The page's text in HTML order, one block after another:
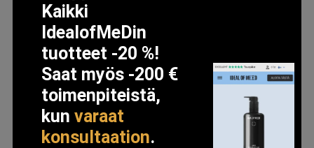
Kaikki
IdealofMeDin
tuotteet -20 %!
Saat myös -200 €
toimenpiteistä,
kunvaraat
konsultaation.